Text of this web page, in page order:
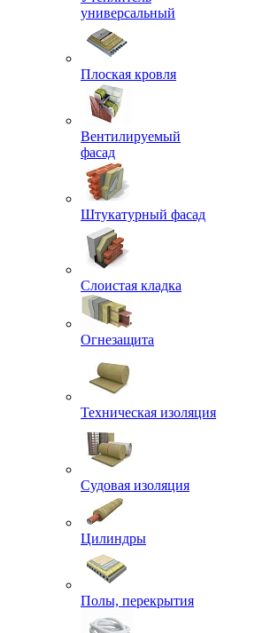
универсальный
Плоская кровля
Вентилируемый
фасад
Штукатурный фасад
Слоистая кладка
Огнезащита
Техническая изоляция
Судовая изоляция
Цилиндры
Полы, перекрытия